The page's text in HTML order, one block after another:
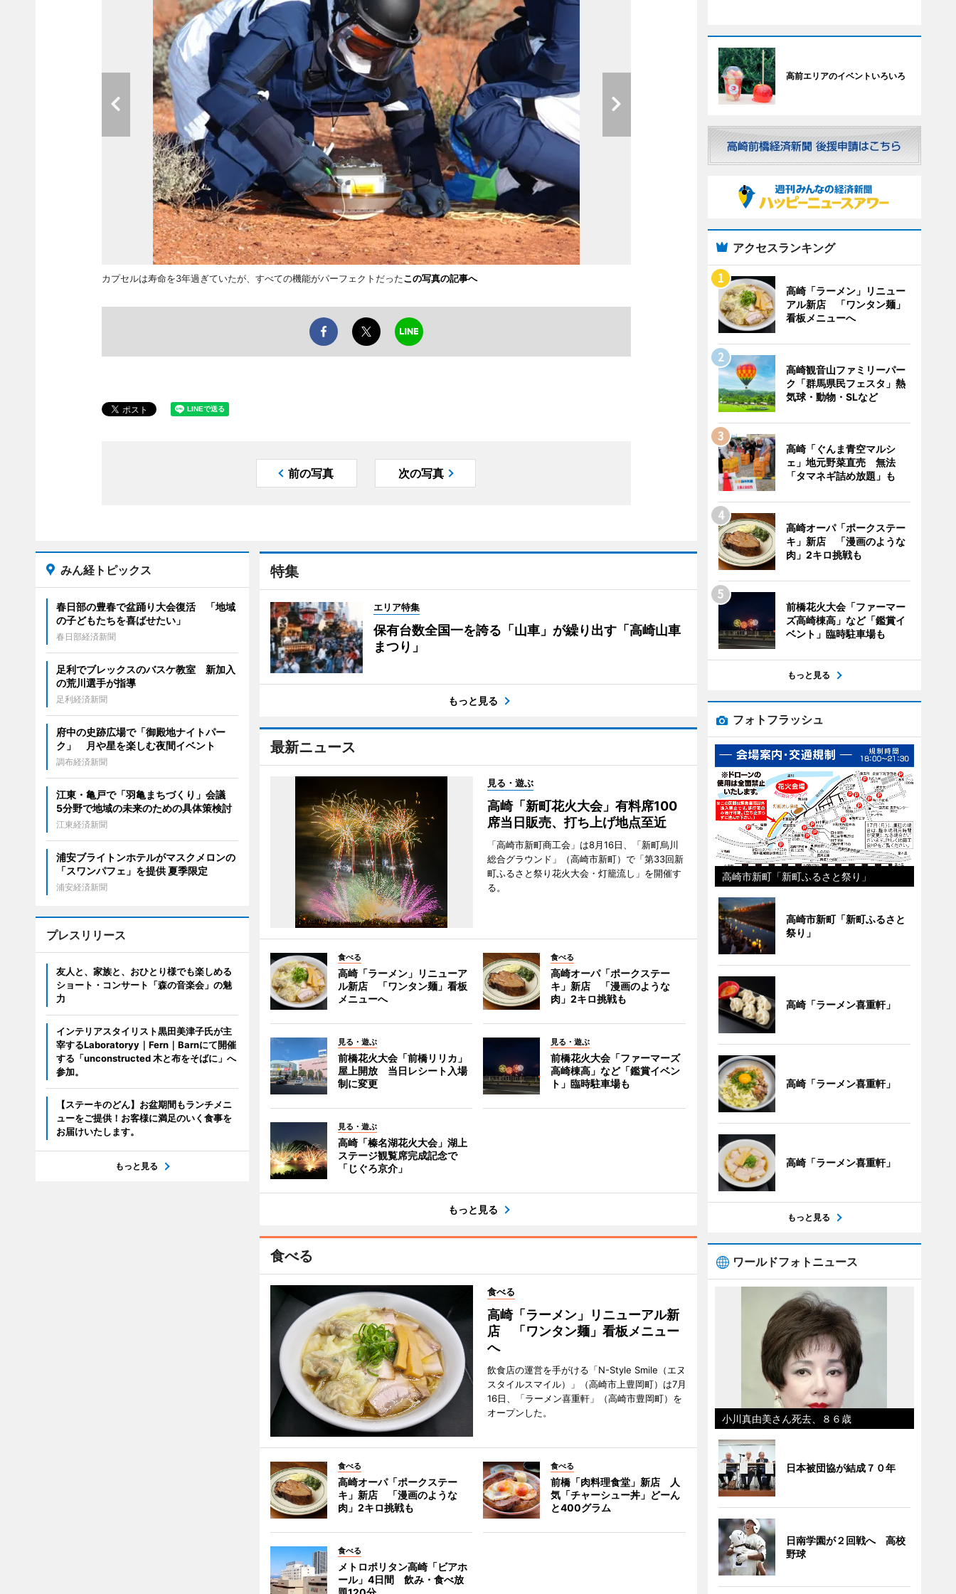
カプセルは寿命を3年過ぎていたが、すべての機能がパーフェクトだったこの写真の記事へ
前の写真 次の写真
特集
エリア特集
保有台数全国一を誇る「山車」が繰り出す「高崎山車
まつり」
もっと見る
最新ニュース
見る・遊ぶ
高崎「新町花火大会」有料席100
席当日販売、打ち上げ地点至近
「高崎市新町商工会」は8月16日、「新町烏川
総合グラウンド」（高崎市新町）で「第33回新
町ふるさと祭り花火大会・灯籠流し」を開催す
る。
食べる
高崎「ラーメン」リニューア
ル新店 「ワンタン麺」看板
メニューへ
食べる
高崎オーパ「ポークステー
キ」新店 「漫画のような
肉」2キロ挑戦も
見る・遊ぶ
前橋花火大会「前橋リリカ」
屋上開放 当日レシート入場
制に変更
見る・遊ぶ
前橋花火大会「ファーマーズ
高崎棟高」など「鑑賞イベン
ト」臨時駐車場も
見る・遊ぶ
高崎「榛名湖花火大会」湖上
ステージ観覧席完成記念で
「じぐろ京介」
もっと見る
食べる
食べる
高崎「ラーメン」リニューアル新
店 「ワンタン麺」看板メニュー
へ
飲食店の運営を手がける「N-Style Smile（エヌ
スタイルスマイル）」（高崎市上豊岡町）は7月
16日、「ラーメン喜重軒」（高崎市豊岡町）を
オープンした。
食べる
高崎オーパ「ポークステー
キ」新店 「漫画のような
肉」2キロ挑戦も
食べる
前橋「肉料理食堂」新店 人
気「チャーシュー丼」どーん
と400グラム
食べる
メトロポリタン高崎「ビアホ
ール」4日間 飲み・食べ放
みん経トピックス
春日部の豊春で盆踊り大会復活 「地域
の子どもたちを喜ばせたい」
春日部経済新聞
足利でブレックスのバスケ教室 新加入
の荒川選手が指導
足利経済新聞
府中の史跡広場で「御殿地ナイトパー
ク」 月や星を楽しむ夜間イベント
調布経済新聞
江東・亀戸で「羽亀まちづくり」会議
5分野で地域の未来のための具体策検討
江東経済新聞
浦安ブライトンホテルがマスクメロンの
「スワンパフェ」を提供 夏季限定
浦安経済新聞
プレスリリース
友人と、家族と、おひとり様でも楽しめる
ショート・コンサート「森の音楽会」の魅
力
インテリアスタイリスト黒田美津子氏が主
宰するLaboratoryy｜Fern｜Barnにて開催
する「unconstructed 木と布をそばに」へ
参加。
【ステーキのどん】お盆期間もランチメニ
ューをご提供！お客様に満足のいく食事を
お届けいたします。
もっと見る
高前エリアのイベントいろいろ
アクセスランキング
高崎「ラーメン」リニュー
アル新店 「ワンタン麺」
看板メニューへ
高崎観音山ファミリーパー
ク「群馬県民フェスタ」熱
気球・動物・SLなど
高崎「ぐんま青空マルシ
ェ」地元野菜直売 無法
「タマネギ詰め放題」も
高崎オーパ「ポークステー
キ」新店 「漫画のような
肉」2キロ挑戦も
前橋花火大会「ファーマー
ズ高崎棟高」など「鑑賞イ
ベント」臨時駐車場も
もっと見る
フォトフラッシュ
高崎市新町「新町ふるさと祭り」
高崎市新町「新町ふるさと
祭り」
高崎「ラーメン喜重軒」
高崎「ラーメン喜重軒」
高崎「ラーメン喜重軒」
もっと見る
ワールドフォトニュース
小川真由美さん死去、８６歳
日本被団協が結成７０年
日南学園が２回戦へ 高校
野球